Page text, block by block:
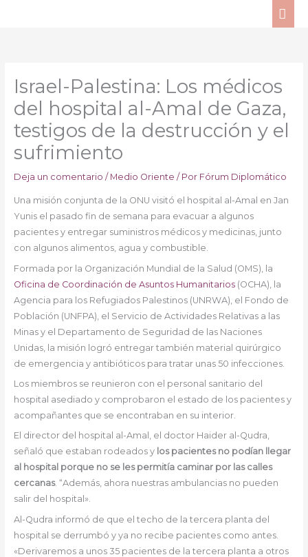
Israel-Palestina: Los médicos
del hospital al-Amal de Gaza,
testigos de la destrucción y el
sufrimiento
Deja un comentario / Medio Oriente / Por Fórum Diplomático
Una misión conjunta de la ONU visitó el hospital al-Amal en Jan
Yunis el pasado fin de semana para evacuar a algunos
pacientes y entregar suministros médicos y medicinas, junto
con algunos alimentos, agua y combustible.
Formada por la Organización Mundial de la Salud (OMS), la
Oficina de Coordinación de Asuntos Humanitarios(OCHA), la
Agencia para los Refugiados Palestinos (UNRWA), el Fondo de
Población (UNFPA), el Servicio de Actividades Relativas a las
Minas y el Departamento de Seguridad de las Naciones
Unidas, la misión logró entregar también material quirúrgico
de emergencia y antibióticos para tratar unas 50 infecciones.
Los miembros se reunieron con el personal sanitario del
hospital asediado y comprobaron el estado de los pacientes y
acompañantes que se encontraban en su interior.
El director del hospital al-Amal, el doctor Haider al-Qudra,
señaló que estaban rodeados y los pacientes no podían llegar
al hospital porque no se les permitía caminar por las calles
cercanas. “Además, ahora nuestras ambulancias no pueden
salir del hospital».
Al-Qudra informó de que el techo de la tercera planta del
hospital se derrumbó y ya no recibe pacientes como antes.
«Derivaremos a unos 35 pacientes de la tercera planta a otros